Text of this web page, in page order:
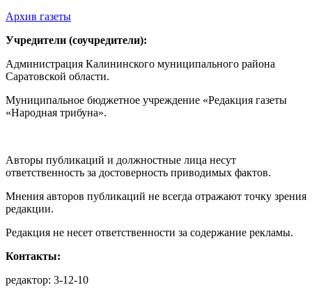
Архив газеты
Учредители (соучредители):
Администрация Калининского муниципального района
Саратовской области.
Муниципальное бюджетное учреждение «Редакция газеты
«Народная трибуна».
Авторы публикаций и должностные лица несут
ответственность за достоверность приводимых фактов.
Мнения авторов публикаций не всегда отражают точку зрения
редакции.
Редакция не несет ответственности за содержание рекламы.
Контакты:
редактор: 3-12-10